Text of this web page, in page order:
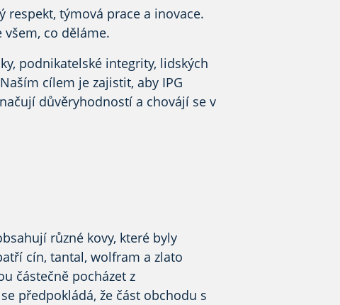
respekt, týmová prace a inovace.
všem, co děláme.
podnikatelské integrity, lidských
cílem je zajistit, aby IPG
důvěryhodností a chovájí se v
různé kovy, které byly
cín, tantal, wolfram a zlato
částečně pocházet z
předpokládá, že část obchodu s